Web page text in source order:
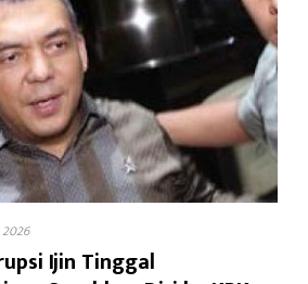
2026
Ijin Tinggal